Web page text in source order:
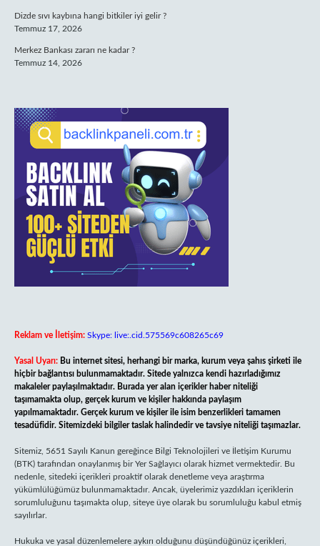
Dizde sıvı kaybına hangi bitkiler iyi gelir ?
Temmuz 17, 2026
Merkez Bankası zararı ne kadar ?
Temmuz 14, 2026
Reklam ve İletişim: Skype: live:.cid.575569c608265c69
Yasal Uyarı: Bu internet sitesi, herhangi bir marka, kurum veya şahıs şirketi ile
hiçbir bağlantısı bulunmamaktadır. Sitede yalnızca kendi hazırladığımız
makaleler paylaşılmaktadır. Burada yer alan içerikler haber niteliği
taşımamakta olup, gerçek kurum ve kişiler hakkında paylaşım
yapılmamaktadır. Gerçek kurum ve kişiler ile isim benzerlikleri tamamen
tesadüfidir. Sitemizdeki bilgiler taslak halindedir ve tavsiye niteliği taşımazlar.
Sitemiz, 5651 Sayılı Kanun gereğince Bilgi Teknolojileri ve İletişim Kurumu
(BTK) tarafından onaylanmış bir Yer Sağlayıcı olarak hizmet vermektedir. Bu
nedenle, sitedeki içerikleri proaktif olarak denetleme veya araştırma
yükümlülüğümüz bulunmamaktadır. Ancak, üyelerimiz yazdıkları içeriklerin
sorumluluğunu taşımakta olup, siteye üye olarak bu sorumluluğu kabul etmiş
sayılırlar.
Hukuka ve yasal düzenlemelere aykırı olduğunu düşündüğünüz içerikleri,